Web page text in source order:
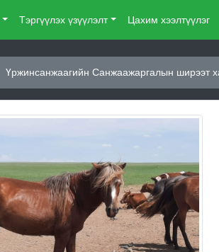
Тэргүүлэх үзүүлэлт Цахим хээлтүүлэг
Үржинсанжаагийн Санжаажаргалын ширээт